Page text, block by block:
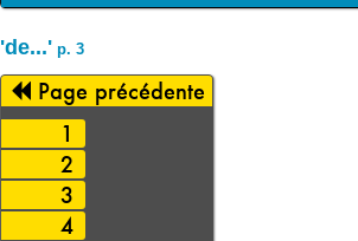
'de...' p. 3
Page précédente
1
2
3
4